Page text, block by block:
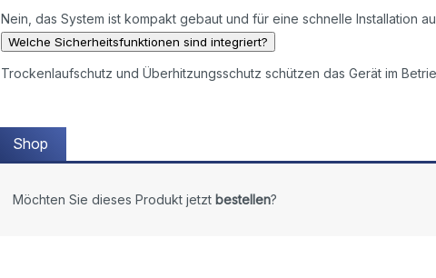
Nein, das System ist kompakt gebaut und für eine schnelle Installation
Welche Sicherheitsfunktionen sind integriert?
Trockenlaufschutz und Überhitzungsschutz schützen das Gerät im
Shop
Möchten Sie dieses Produkt jetzt bestellen?